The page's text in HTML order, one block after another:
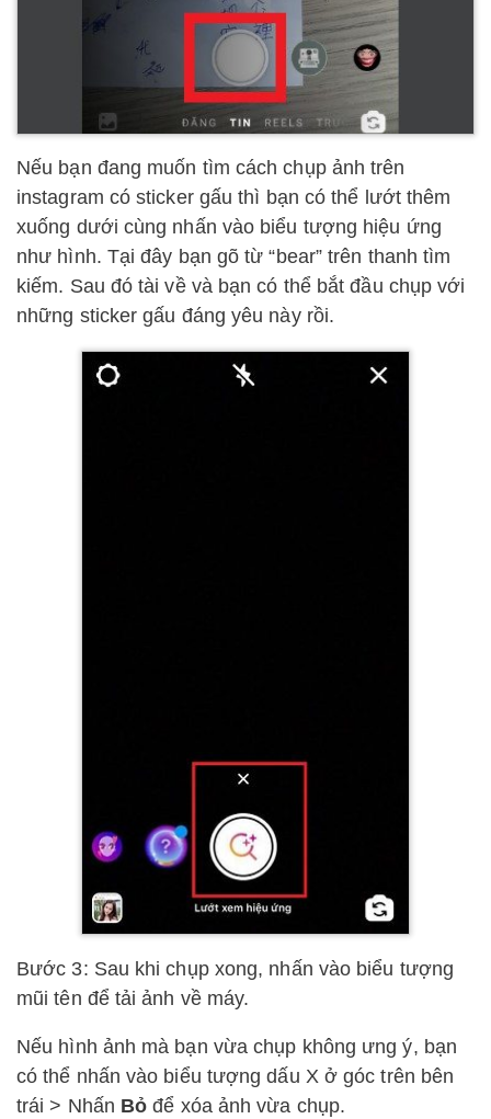
Nếu bạn đang muốn tìm cách chụp ảnh trên
instagram có sticker gấu thì bạn có thể lướt thêm
xuống dưới cùng nhấn vào biểu tượng hiệu ứng
như hình. Tại đây bạn gõ từ “bear” trên thanh tìm
kiếm. Sau đó tài về và bạn có thể bắt đầu chụp với
những sticker gấu đáng yêu này rồi.
Bước 3: Sau khi chụp xong, nhấn vào biểu tượng
mũi tên để tải ảnh về máy.
Nếu hình ảnh mà bạn vừa chụp không ưng ý, bạn
có thể nhấn vào biểu tượng dấu X ở góc trên bên
trái > Nhấn Bỏ để xóa ảnh vừa chụp.